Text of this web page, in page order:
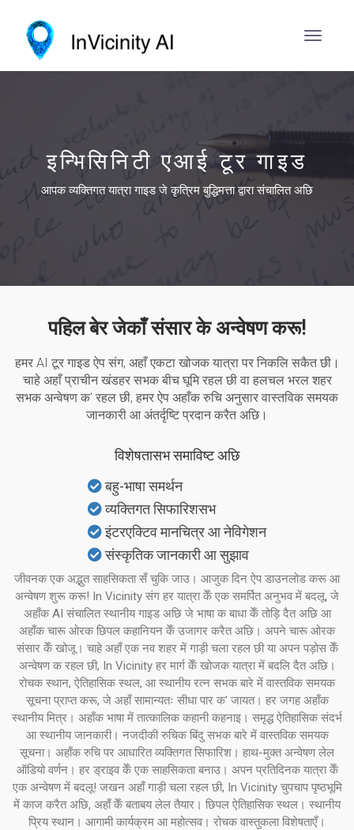
इन्भिसिनिटी एआई टूर गाइड
आपक व्यक्तिगत यात्रा गाइड जे कृत्रिम बुद्धिमत्ता द्वारा संचालित अछि
पहिल बेर जेकाँ संसार के अन्वेषण करू!
हमर AI टूर गाइड ऐप संग, अहाँ एकटा खोजक यात्रा पर निकलि सकैत छी।
चाहे अहाँ प्राचीन खंडहर सभक बीच घूमि रहल छी वा हलचल भरल शहर
सभक अन्वेषण क' रहल छी, हमर ऐप अहाँक रुचि अनुसार वास्तविक समयक
जानकारी आ अंतर्दृष्टि प्रदान करैत अछि।
विशेषतासभ समाविष्ट अछि
बहु-भाषा समर्थन
व्यक्तिगत सिफारिशसभ
इंटरएक्टिव मानचित्र आ नेविगेशन
संस्कृतिक जानकारी आ सुझाव
जीवनक एक अद्भुत साहसिकता सँ चुकि जाउ। आजुक दिन ऐप डाउनलोड करू आ
अन्वेषण शुरू करू! In Vicinity संग हर यात्रा केँ एक समर्पित अनुभव में बदलू, जे
अहाँक AI संचालित स्थानीय गाइड अछि जे भाषा क बाधा केँ तोड़ि दैत अछि आ
अहाँक चारू ओरक छिपल कहानियन केँ उजागर करैत अछि। अपने चारू ओरक
संसार केँ खोजू। चाहे अहाँ एक नव शहर में गाड़ी चला रहल छी या अपन पड़ोस केँ
अन्वेषण क रहल छी, In Vicinity हर मार्ग केँ खोजक यात्रा में बदलि दैत अछि।
रोचक स्थान, ऐतिहासिक स्थल, आ स्थानीय रत्न सभक बारे में वास्तविक समयक
सूचना प्राप्त करू, जे अहाँ सामान्यतः सीधा पार क' जायत। हर जगह अहाँक
स्थानीय मित्र। अहाँक भाषा में तात्कालिक कहानी कहनाइ। समृद्ध ऐतिहासिक संदर्भ
आ स्थानीय जानकारी। नजदीकी रुचिक बिंदु सभक बारे में वास्तविक समयक
सूचना। अहाँक रुचि पर आधारित व्यक्तिगत सिफारिश। हाथ-मुक्त अन्वेषण लेल
ऑडियो वर्णन। हर ड्राइव केँ एक साहसिकता बनाउ। अपन प्रतिदिनक यात्रा केँ
एक अन्वेषण में बदलू! जखन अहाँ गाड़ी चला रहल छी, In Vicinity चुपचाप पृष्ठभूमि
में काज करैत अछि, अहाँ केँ बताबय लेल तैयार। छिपल ऐतिहासिक स्थल। स्थानीय
प्रिय स्थान। आगामी कार्यक्रम आ महोत्सव। रोचक वास्तुकला विशेषताएँ।